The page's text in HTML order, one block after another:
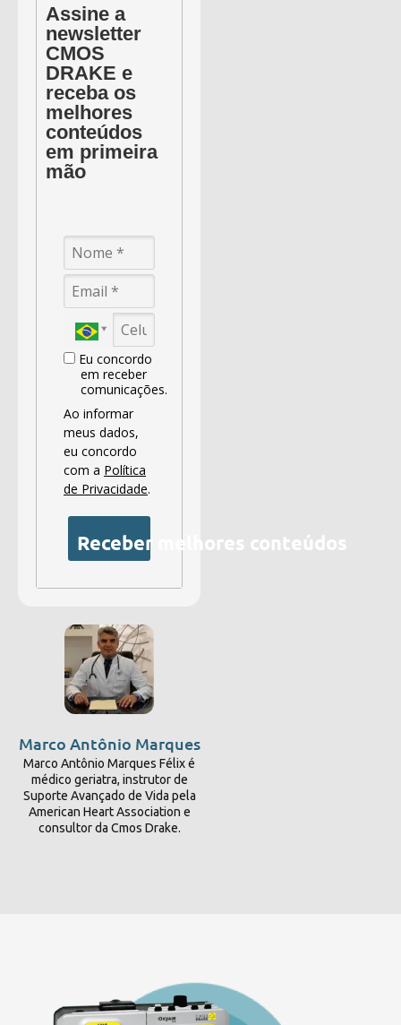
Assine a
newsletter
CMOS
DRAKE e
receba os
melhores
conteúdos
em primeira
mão
Eu concordo
em receber
comunicações.
Ao informar
meus dados,
eu concordo
com a Política
de Privacidade.
Receber melhores conteúdos
Marco Antônio Marques
Marco Antônio Marques Félix é
médico geriatra, instrutor de
Suporte Avançado de Vida pela
American Heart Association e
consultor da Cmos Drake.